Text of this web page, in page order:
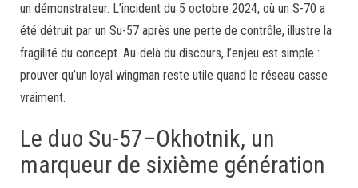
un démonstrateur. L’incident du 5 octobre 2024, où un S-70 a
été détruit par un Su-57 après une perte de contrôle, illustre la
fragilité du concept. Au-delà du discours, l’enjeu est simple :
prouver qu’un loyal wingman reste utile quand le réseau casse
vraiment.
Le duo Su-57–Okhotnik, un
marqueur de sixième génération